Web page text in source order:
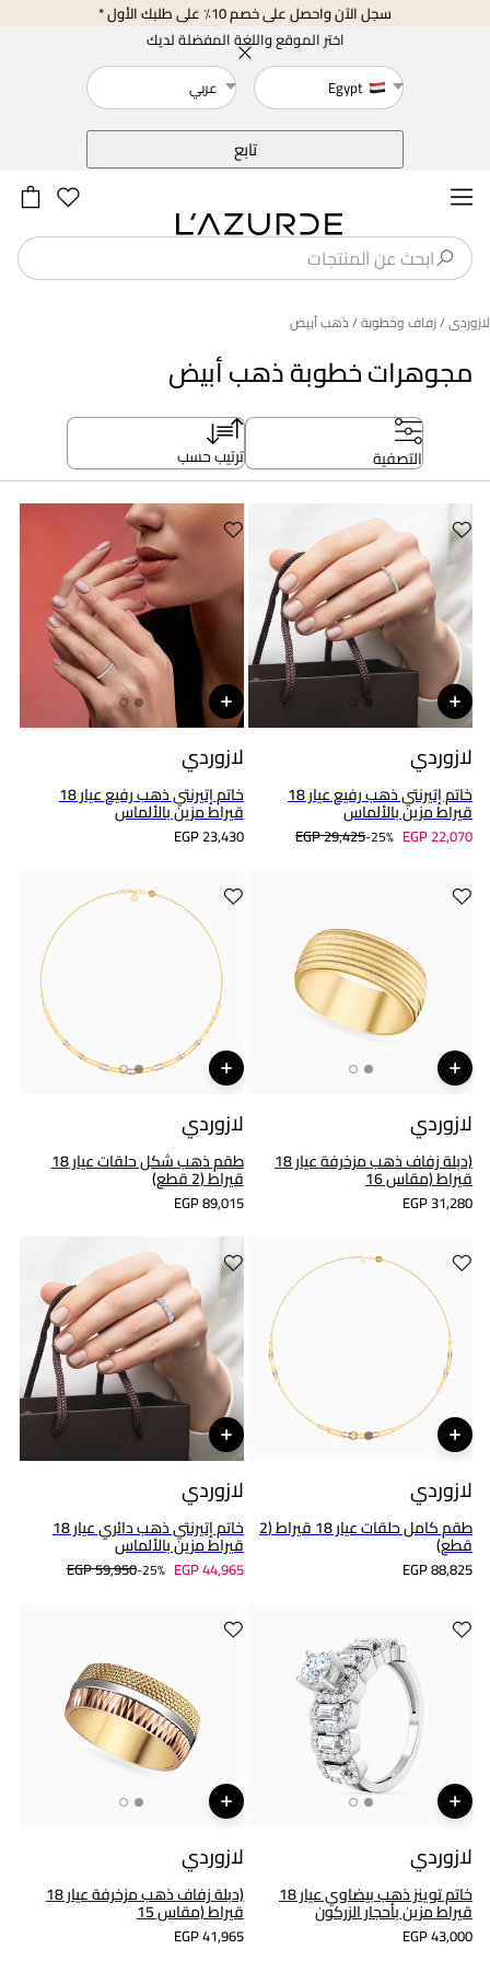
سجل الآن واحصل على خصم 10٪ على طلبك الأول *
اختر الموقع واللغة المفضلة لديك
Egypt
عربي
تابع
مجوهرات خطوبة ذهب أبيض
لازوردى/ زفاف وخطوبة/ ذهب أبيض
التصفية ترتيب حسب
لازوردي
خاتم إتيرنتي ذهب رفيع عيار 18
قيراط مزين بالألماس
EGP 29,425 25%- EGP 22,070
لازوردي
خاتم إتيرنتي ذهب رفيع عيار 18
قيراط مزين بالألماس
EGP 23,430
لازوردي
(دبلة زفاف ذهب مزخرفة عيار 18
قيراط (مقاس 16
EGP 31,280
لازوردي
طقم ذهب شكل حلقات عيار 18
قيراط (2 قطع)
EGP 89,015
لازوردي
طقم كامل حلقات عيار 18 قيراط (2
قطع)
EGP 88,825
لازوردي
خاتم إتيرنتي ذهب دائري عيار 18
قيراط مزين بالألماس
EGP 59,950 25%- EGP 44,965
لازوردي
خاتم توينز ذهب بيضاوي عيار 18
قيراط مزين بأحجار الزركون
EGP 43,000
لازوردي
(دبلة زفاف ذهب مزخرفة عيار 18
قيراط (مقاس 15
EGP 41,965